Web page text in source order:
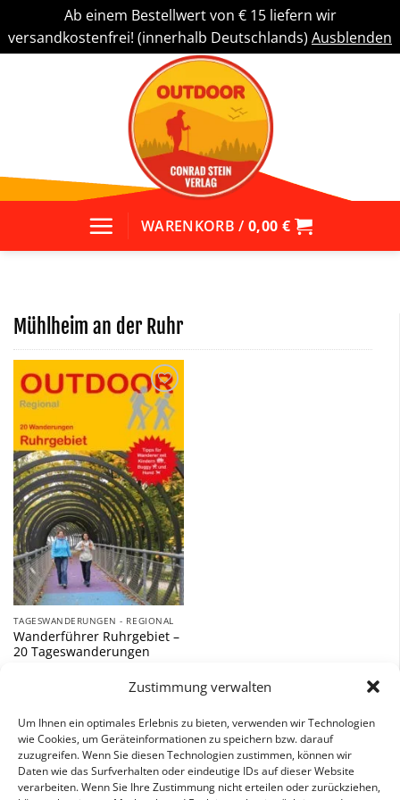
Zustimmung verwalten
Um Ihnen ein optimales Erlebnis zu bieten, verwenden wir Technologien
wie Cookies, um Geräteinformationen zu speichern bzw. darauf
zuzugreifen. Wenn Sie diesen Technologien zustimmen, können wir
Daten wie das Surfverhalten oder eindeutige IDs auf dieser Website
verarbeiten. Wenn Sie Ihre Zustimmung nicht erteilen oder zurückziehen,
Ab einem Bestellwert von € 15 liefern wir
versandkostenfrei! (innerhalb Deutschlands) Ausblenden
WARENKORB / 0,00 €
Mühlheim an der Ruhr
Zu
Wunschliste
hinzufügen
TAGESWANDERUNGEN - REGIONAL
Wanderführer Ruhrgebiet –
20 Tageswanderungen